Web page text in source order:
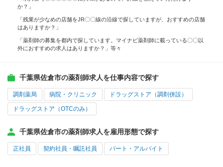
か？」
「残業が少なめの店舗をJR〇〇線の沿線で探していますが、おすすめの店舗
はありますか？」
「薬剤師の募集を都内で探しています。マイナビ薬剤師に載っている〇〇以
外におすすめの求人はありますか？」等々
千葉県佐倉市の薬剤師求人を仕事内容で探す
調剤薬局 病院・クリニック ドラッグストア（調剤併設）
ドラッグストア（OTCのみ）
千葉県佐倉市の薬剤師求人を雇用形態で探す
正社員 契約社員・嘱託社員 パート・アルバイト